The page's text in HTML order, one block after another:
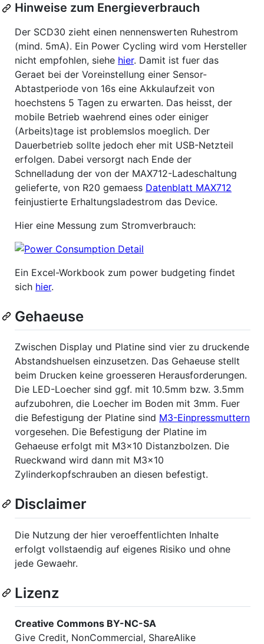
Hinweise zum Energieverbrauch
Der SCD30 zieht einen nennenswerten Ruhestrom
(mind. 5mA). Ein Power Cycling wird vom Hersteller
nicht empfohlen, siehe hier. Damit ist fuer das
Geraet bei der Voreinstellung einer Sensor-
Abtastperiode von 16s eine Akkulaufzeit von
hoechstens 5 Tagen zu erwarten. Das heisst, der
mobile Betrieb waehrend eines oder einiger
(Arbeits)tage ist problemslos moeglich. Der
Dauerbetrieb sollte jedoch eher mit USB-Netzteil
erfolgen. Dabei versorgt nach Ende der
Schnelladung der von der MAX712-Ladeschaltung
gelieferte, von R20 gemaess Datenblatt MAX712
feinjustierte Erhaltungsladestrom das Device.
Hier eine Messung zum Stromverbrauch:
Ein Excel-Workbook zum power budgeting findet
sich hier.
Gehaeuse
Zwischen Display und Platine sind vier zu druckende
Abstandshuelsen einzusetzen. Das Gehaeuse stellt
beim Drucken keine groesseren Herausforderungen.
Die LED-Loecher sind ggf. mit 10.5mm bzw. 3.5mm
aufzubohren, die Loecher im Boden mit 3mm. Fuer
die Befestigung der Platine sind M3-Einpressmuttern
vorgesehen. Die Befestigung der Platine im
Gehaeuse erfolgt mit M3x10 Distanzbolzen. Die
Rueckwand wird dann mit M3x10
Zylinderkopfschrauben an diesen befestigt.
Disclaimer
Die Nutzung der hier veroeffentlichten Inhalte
erfolgt vollstaendig auf eigenes Risiko und ohne
jede Gewaehr.
Lizenz
Creative Commons BY-NC-SA
Give Credit, NonCommercial, ShareAlike